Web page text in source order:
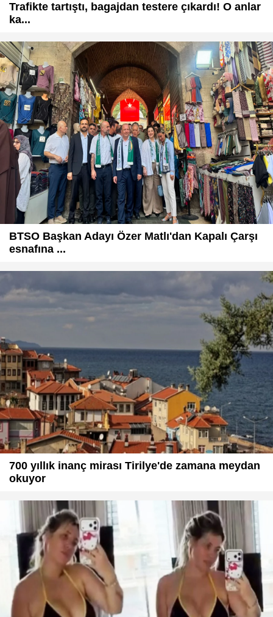
Trafikte tartıştı, bagajdan testere çıkardı! O anlar
ka...
BTSO Başkan Adayı Özer Matlı'dan Kapalı Çarşı
esnafına ...
700 yıllık inanç mirası Tirilye'de zamana meydan
okuyor